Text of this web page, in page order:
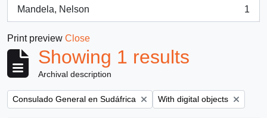
Mandela, Nelson
, 1 results
1
Print preview Close
Showing 1 results
Archival description
Remove filter:
Consulado General en Sudáfrica Remove filter:
With digital objects